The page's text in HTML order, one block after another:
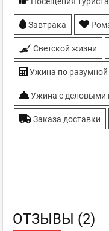
Завтрака
Светской жизни
Ужина по разумной
Ужина с деловыми
Заказа доставки
ОТЗЫВЫ (2)